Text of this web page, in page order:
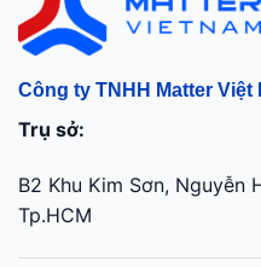
Công ty TNHH Matter Việt
Trụ sở:
B2 Khu Kim Sơn, Nguyễn
Tp.HCM